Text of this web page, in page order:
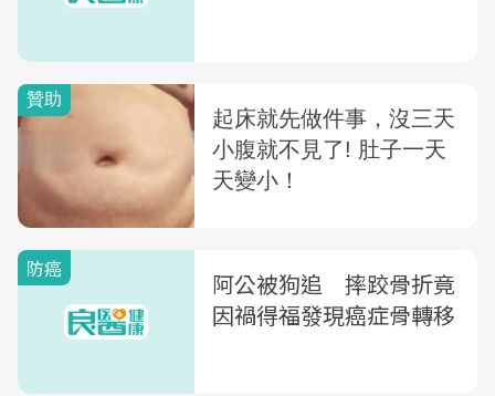
防癌
阿公被狗追 摔跤骨折竟
因禍得福發現癌症骨轉移